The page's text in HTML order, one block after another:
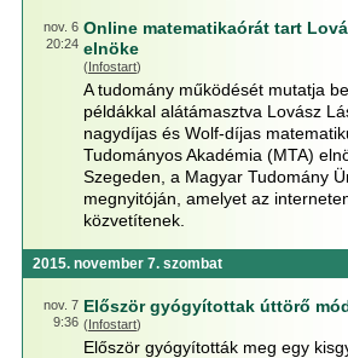
nov. 6
20:24
Online matematikaórát tart
elnöke
(Infostart)
A tudomány működését mutatja
példákkal alátámasztva Lovász
nagydíjas és Wolf-díjas
Tudományos Akadémia (MTA)
Szegeden, a Magyar Tudomány
megnyitóján, amelyet az
közvetítenek.
2015. november 7. szombat
nov. 7
9:36
Először gyógyítottak úttörő
(Infostart)
Először gyógyították meg egy